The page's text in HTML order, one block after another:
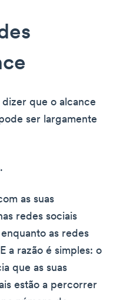
que o alcance
ser largamente
as suas
redes sociais
as redes
a razão é simples: o
que as suas
estão a percorrer